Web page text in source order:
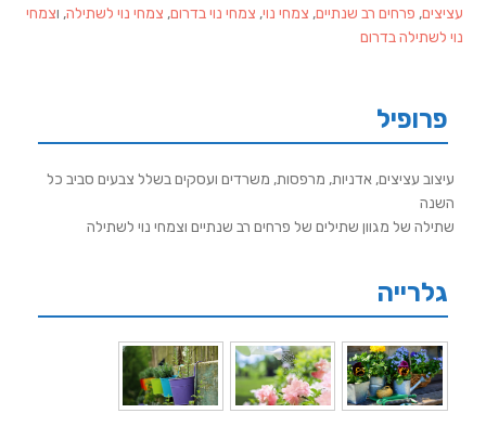
עציצים, פרחים רב שנתיים, צמחי נוי, צמחי נוי בדרום, צמחי נוי לשתילה, וצמחי
נוי לשתילה בדרום
פרופיל
עיצוב עציצים, אדניות, מרפסות, משרדים ועסקים בשלל צבעים סביב כל
השנה
שתילה של מגוון שתילים של פרחים רב שנתיים וצמחי נוי לשתילה
גלרייה